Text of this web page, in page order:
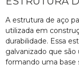
A estrutura de aço
utilizada em
durabilidade. Essa
galvanizado que são
formando uma base